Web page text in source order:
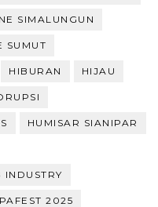
SIMALUNGUN
SUMUT
HIBURAN HIJAU
HUMISAR SIANIPAR
2025